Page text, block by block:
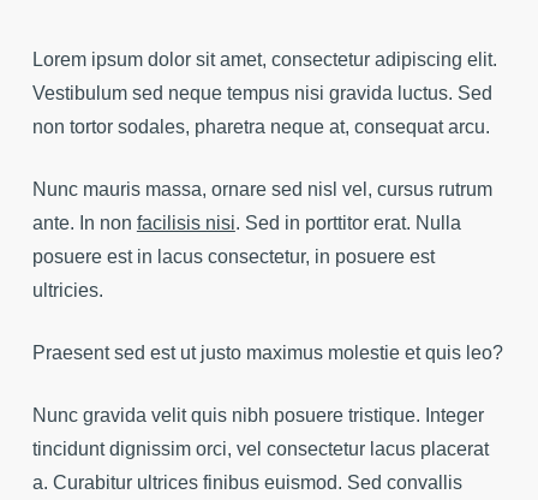
Lorem ipsum dolor sit amet, consectetur adipiscing elit.
Vestibulum sed neque tempus nisi gravida luctus. Sed
non tortor sodales, pharetra neque at, consequat arcu.
Nunc mauris massa, ornare sed nisl vel, cursus rutrum
ante. In non facilisis nisi. Sed in porttitor erat. Nulla
posuere est in lacus consectetur, in posuere est
ultricies.
Praesent sed est ut justo maximus molestie et quis leo?
Nunc gravida velit quis nibh posuere tristique. Integer
tincidunt dignissim orci, vel consectetur lacus placerat
a. Curabitur ultrices finibus euismod. Sed convallis